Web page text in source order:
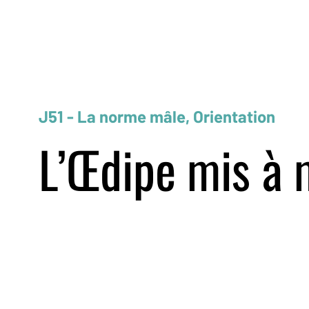
J51 - La norme mâle, Orientation
L’Œdipe mis à